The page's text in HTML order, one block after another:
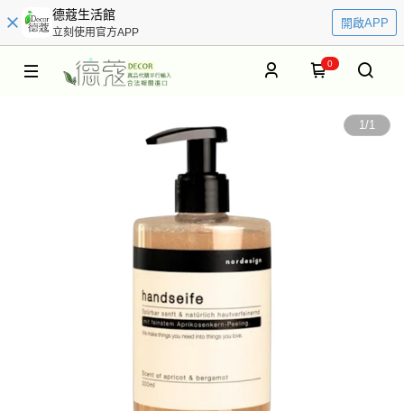
德蔻生活館
立刻使用官方APP
開啟APP
0
1/1